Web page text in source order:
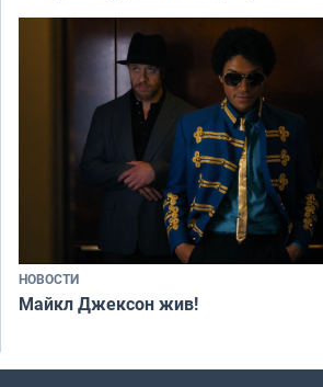
НОВОСТИ
Майкл Джексон жив!